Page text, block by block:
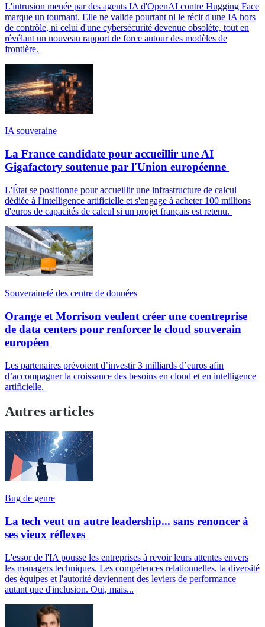
L'intrusion menée par des agents IA d'OpenAI contre Hugging Face
marque un tournant. Elle ne valide pourtant ni le récit d'une IA hors
de contrôle, ni celui d'une cybersécurité devenue obsolète, tout en
révélant un nouveau rapport de force autour des modèles de
frontière.
IA souveraine
La France candidate pour accueillir une AI
Gigafactory soutenue par l'Union européenne
L'État se positionne pour accueillir une infrastructure de calcul
dédiée à l'intelligence artificielle et s'engage à acheter 100 millions
d'euros de capacités de calcul si un projet français est retenu.
Souveraineté des centre de données
Orange et Morrison veulent créer une coentreprise
de data centers pour renforcer le cloud souverain
européen
Les partenaires prévoient d’investir 3 milliards d’euros afin
d’accompagner la croissance des besoins en cloud et en intelligence
artificielle.
Autres articles
Bug de genre
La tech veut un autre leadership... sans renoncer à
ses vieux réflexes
L'essor de l'IA pousse les entreprises à revoir leurs attentes envers
les managers techniques. Les compétences relationnelles, la diversité
des équipes et l'autorité deviennent des leviers de performance
autant que d'inclusion. Oui, mais...